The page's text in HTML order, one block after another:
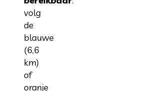
volg
de
blauwe
(6,6
km)
of
oranje